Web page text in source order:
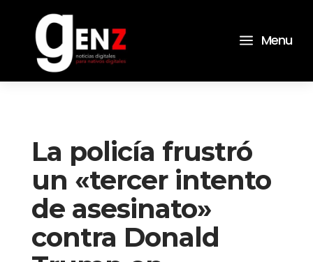
a Menu
La policía frustró
un «tercer intento
de asesinato»
contra Donald